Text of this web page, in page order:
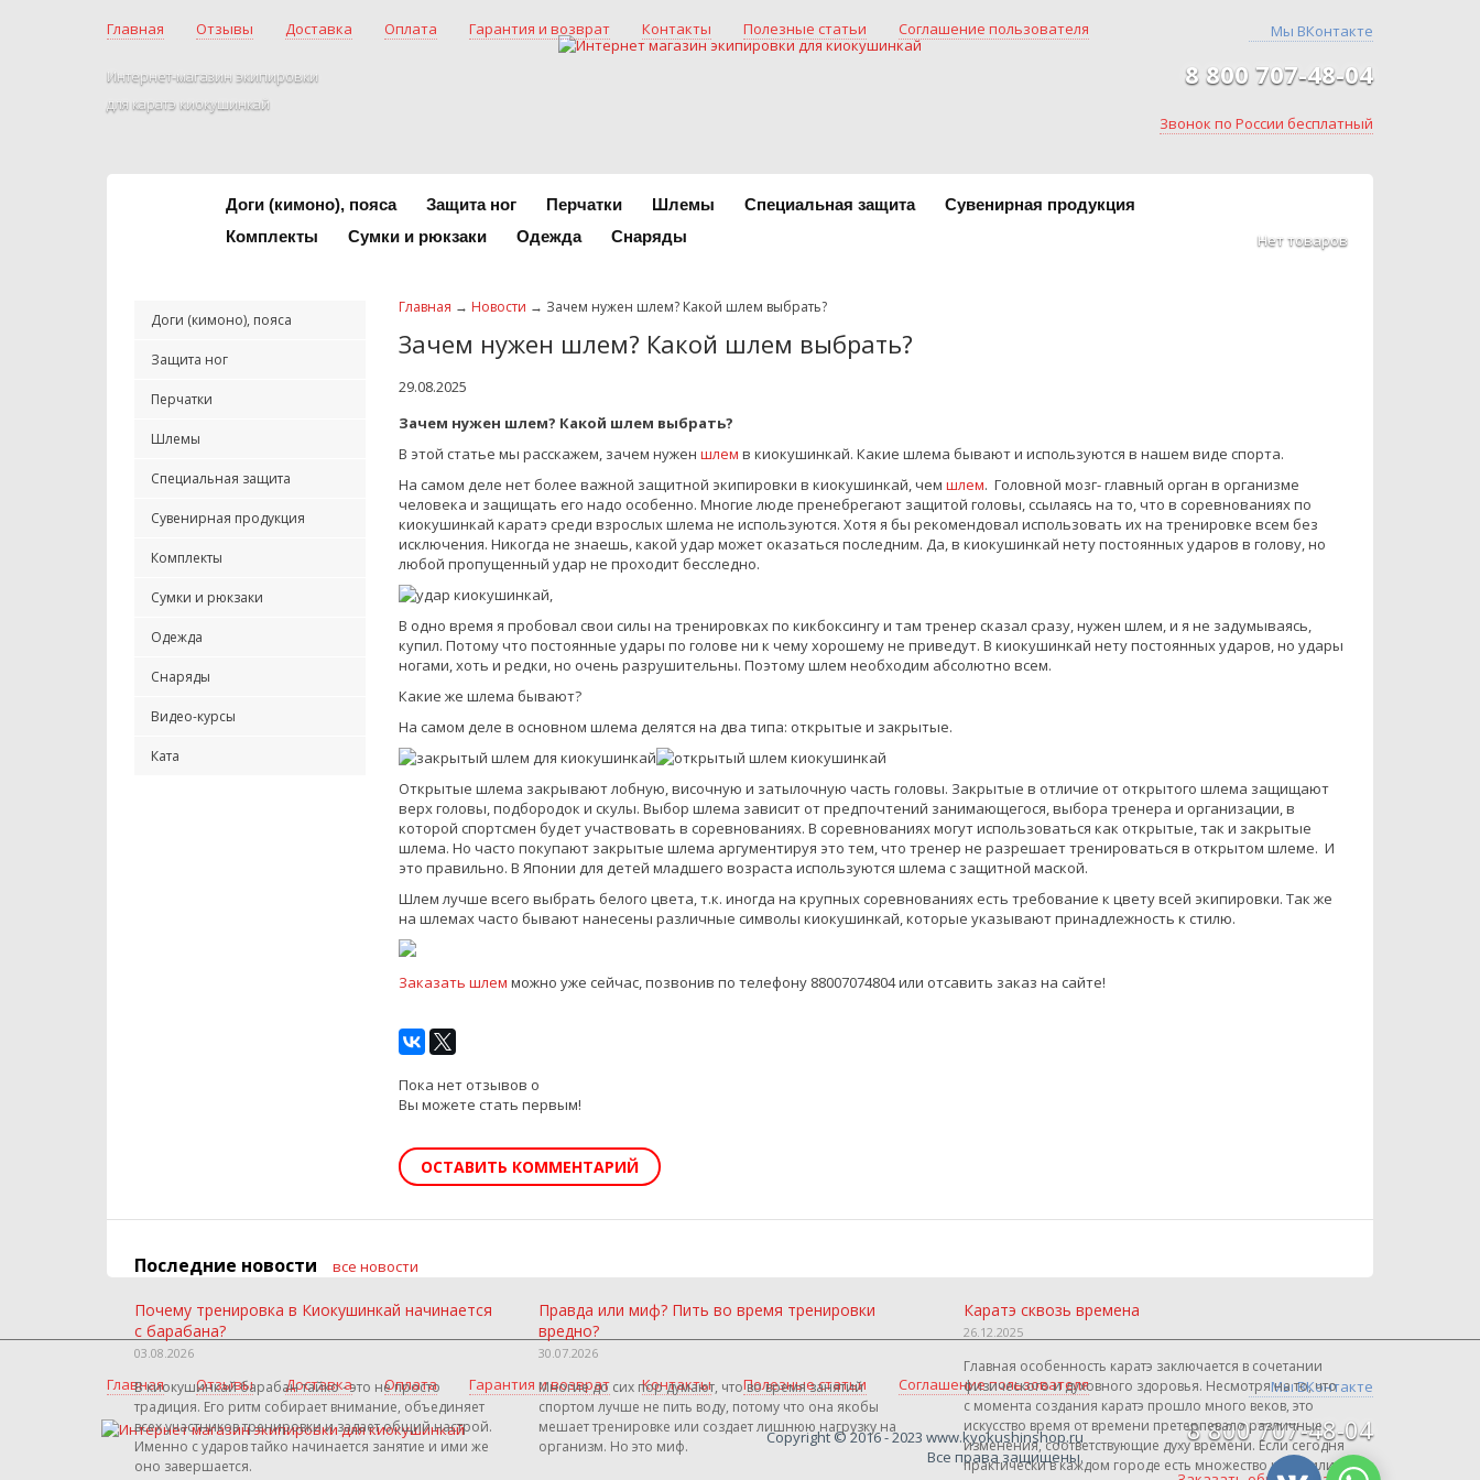
Главная Отзывы Доставка Оплата Гарантия и возврат Контакты Полезные статьи Соглашение пользователя Мы ВКонтакте
Интернет-магазин экипировки
для каратэ киокушинкай
8 800 707-48-04
Звонок по России бесплатный
Доги (кимоно), пояса Защита ног Перчатки Шлемы Специальная защита
Сувенирная продукция
Комплекты
Сумки и рюкзаки Одежда Снаряды Нет товаров
Доги (кимоно), пояса
Защита ног
Перчатки
Шлемы
Специальная защита
Сувенирная продукция
Комплекты
Сумки и рюкзаки
Одежда
Снаряды
Видео-курсы
Ката
Главная → Новости → Зачем нужен шлем? Какой шлем выбрать?
Зачем нужен шлем? Какой шлем выбрать?
29.08.2025
Зачем нужен шлем? Какой шлем выбрать?
В этой статье мы расскажем, зачем нужен шлем в киокушинкай. Какие шлема бывают и используются в нашем виде спорта.
На самом деле нет более важной защитной экипировки в киокушинкай, чем шлем. Головной мозг- главный орган в организме
человека и защищать его надо особенно. Многие люде пренебрегают защитой головы, ссылаясь на то, что в соревнованиях по
киокушинкай каратэ среди взрослых шлема не используются. Хотя я бы рекомендовал использовать их на тренировке всем без
исключения. Никогда не знаешь, какой удар может оказаться последним. Да, в киокушинкай нету постоянных ударов в голову, но
любой пропущенный удар не проходит бесследно.
В одно время я пробовал свои силы на тренировках по кикбоксингу и там тренер сказал сразу, нужен шлем, и я не задумываясь,
купил. Потому что постоянные удары по голове ни к чему хорошему не приведут. В киокушинкай нету постоянных ударов, но удары
ногами, хоть и редки, но очень разрушительны. Поэтому шлем необходим абсолютно всем.
Какие же шлема бывают?
На самом деле в основном шлема делятся на два типа: открытые и закрытые.
Открытые шлема закрывают лобную, височную и затылочную часть головы. Закрытые в отличие от открытого шлема защищают
верх головы, подбородок и скулы. Выбор шлема зависит от предпочтений занимающегося, выбора тренера и организации, в
которой спортсмен будет участвовать в соревнованиях. В соревнованиях могут использоваться как открытые, так и закрытые
шлема. Но часто покупают закрытые шлема аргументируя это тем, что тренер не разрешает тренироваться в открытом шлеме. И
это правильно. В Японии для детей младшего возраста используются шлема с защитной маской.
Шлем лучше всего выбрать белого цвета, т.к. иногда на крупных соревнованиях есть требование к цвету всей экипировки. Так же
на шлемах часто бывают нанесены различные символы киокушинкай, которые указывают принадлежность к стилю.
Заказать шлем можно уже сейчас, позвонив по телефону 88007074804 или отсавить заказ на сайте!
Пока нет отзывов о
Вы можете стать первым!
ОСТАВИТЬ КОММЕНТАРИЙ
Последние новости все новости
Почему тренировка в Киокушинкай начинается
с барабана?
03.08.2026
В киокушинкай барабан тайко - это не просто
традиция. Его ритм собирает внимание, объединяет
всех участников тренировки и задает общий настрой.
Именно с ударов тайко начинается занятие и ими же
оно завершается.
Правда или миф? Пить во время тренировки
вредно?
30.07.2026
Многие до сих пор думают, что во время занятий
спортом лучше не пить воду, потому что она якобы
мешает тренировке или создает лишнюю нагрузку на
организм. Но это миф.
Каратэ сквозь времена
26.12.2025
Главная особенность каратэ заключается в сочетании
физического и духовного здоровья. Несмотря на то, что
с момента создания каратэ прошло много веков, это
искусство время от времени претерпевало различные
изменения, соответствующие духу времени. Если сегодня
практически в каждом городе есть множество школ или
Главная Отзывы Доставка Оплата Гарантия и возврат Контакты Полезные статьи Соглашение пользователя Мы ВКонтакте
8 800 707-48-04
Copyright © 2016 - 2023 www.kyokushinshop.ru
Все права защищены.